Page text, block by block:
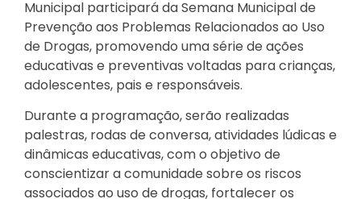
Municipal participará da Semana Municipal de
Prevenção aos Problemas Relacionados ao Uso
de Drogas, promovendo uma série de ações
educativas e preventivas voltadas para crianças,
adolescentes, pais e responsáveis.
Durante a programação, serão realizadas
palestras, rodas de conversa, atividades lúdicas e
dinâmicas educativas, com o objetivo de
conscientizar a comunidade sobre os riscos
associados ao uso de drogas, fortalecer os